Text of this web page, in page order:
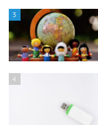
3
4